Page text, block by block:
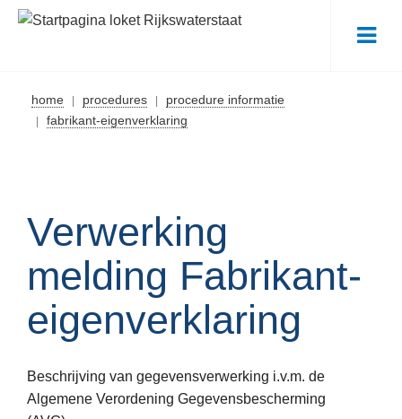
home procedures
procedure informatie
fabrikant-eigenverklaring
Verwerking
melding Fabrikant-
eigenverklaring
Beschrijving van gegevensverwerking i.v.m. de
Algemene Verordening Gegevensbescherming